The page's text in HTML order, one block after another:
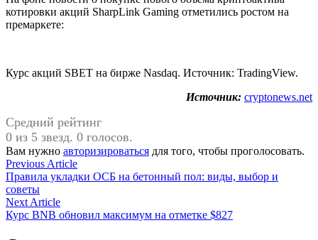
котировки акций SharpLink Gaming отметились ростом на
премаркете:
Курс акций SBET на бирже Nasdaq. Источник: TradingView.
Источник: cryptonews.net
Средний рейтинг
0 из 5 звезд. 0 голосов.
Вам нужно авторизироваться для того, чтобы проголосовать.
Навигация
по
записям
Previous ArticlePrevious
article:
Правила укладки ОСБ на бетонный пол: виды, выбор и
советы
Next ArticleNext
article:
Курс BNB обновил максимум на отметке $827